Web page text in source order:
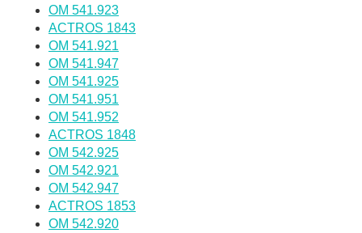
OM 541.923
ACTROS 1843
OM 541.921
OM 541.947
OM 541.925
OM 541.951
OM 541.952
ACTROS 1848
OM 542.925
OM 542.921
OM 542.947
ACTROS 1853
OM 542.920